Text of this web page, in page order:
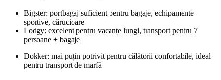
Bigster: portbagaj suficient pentru bagaje, echipamente
sportive, cărucioare
Lodgy: excelent pentru vacanțe lungi, transport pentru 7
persoane + bagaje
Dokker: mai puțin potrivit pentru călătorii confortabile, ideal
pentru transport de marfă